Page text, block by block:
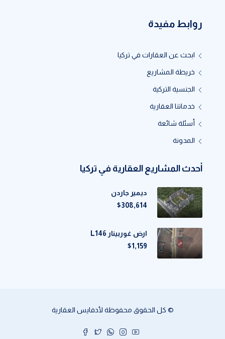
روابط مفيدة
ابحث عن العقارات في تركيا
خريطة المشاريع
الجنسية التركية
خدماتنا العقارية
أسئلة شائعة
المدونة
أحدث المشاريع العقارية في تركيا
ديمير جاردن
$308,614
ارض غوربينار L146
$1,159
© كل الحقوق محفوظة لأدفايس العقارية